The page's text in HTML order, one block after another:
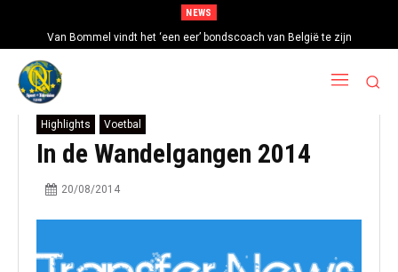
NEWS
Van Bommel vindt het ‘een eer’ bondscoach van België te zijn
Highlights Voetbal
In de Wandelgangen 2014
20/08/2014